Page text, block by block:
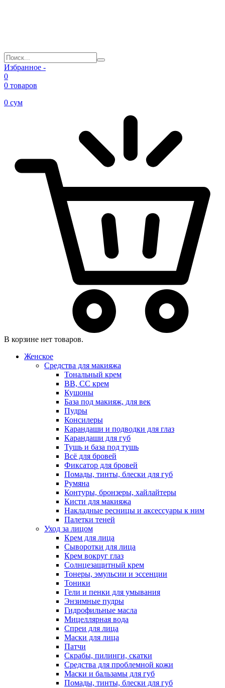
Избранное -
0
0 товаров
0 сум
В корзине нет товаров.
Женское
Средства для макияжа
Тональный крем
BB, CC крем
Кушоны
База под макияж, для век
Пудры
Консилеры
Карандаши и подводки для глаз
Карандаши для губ
Тушь и база под тушь
Всё для бровей
Фиксатор для бровей
Помады, тинты, блески для губ
Румяна
Контуры, бронзеры, хайлайтеры
Кисти для макияжа
Накладные ресницы и аксессуары к ним
Палетки теней
Уход за лицом
Крем для лица
Сыворотки для лица
Крем вокруг глаз
Солнцезащитный крем
Тонеры, эмульсии и эссенции
Тоники
Гели и пенки для умывания
Энзимные пудры
Гидрофильные масла
Мицеллярная вода
Спреи для лица
Маски для лица
Патчи
Скрабы, пилинги, скатки
Средства для проблемной кожи
Маски и бальзамы для губ
Помады, тинты, блески для губ